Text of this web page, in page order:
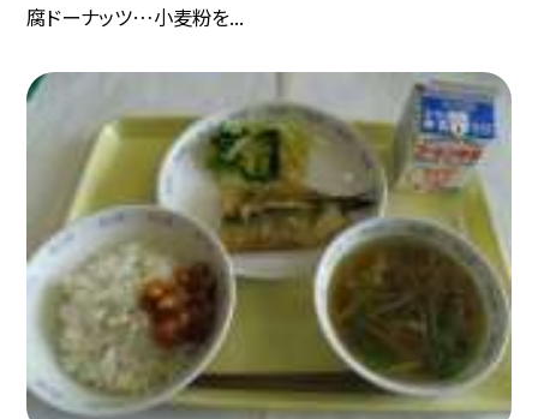
腐ドーナッツ…小麦粉を...